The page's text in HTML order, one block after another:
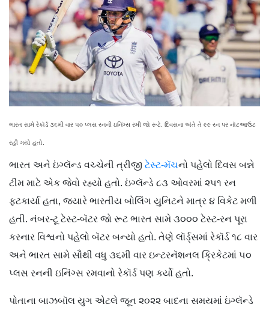
ભારત સામે રેકૉર્ડ ૩૬મી વાર ૫૦ પ્લસ રનની ઇનિંગ્સ રમી જો રૂટે. દિવસના અંતે તે ૯૯ રન પર નૉટઆઉટ
રહી ગયો હતો.
ભારત અને ઇંગ્લૅન્ડ વચ્ચેની ત્રીજી ટેસ્ટ-મૅચનો પહેલો દિવસ બન્ને
ટીમ માટે એક જેવો રહ્યો હતો. ઇંગ્લૅન્ડે ૮૩ ઓવરમાં ૨૫૧ રન
ફટકાર્યા હતા, જ્યારે ભારતીય બોલિંગ યુનિટને માત્ર ૪ વિકેટ મળી
હતી. નંબર-ટૂ ટેસ્ટ-બૅટર જો રૂટ ભારત સામે ૩૦૦૦ ટેસ્ટ-રન પૂરા
કરનાર વિશ્વનો પહેલો બૅટર બન્યો હતો. તેણે લૉર્ડ્સમાં રેકૉર્ડ ૧૮ વાર
અને ભારત સામે સૌથી વધુ ૩૬મી વાર ઇન્ટરનૅશનલ ક્રિકેટમાં ૫૦
પ્લસ રનની ઇનિંગ્સ રમવાનો રેકૉર્ડ પણ કર્યો હતો.
પોતાના બાઝબૉલ યુગ એટલે જૂન ૨૦૨૨ બાદના સમયમાં ઇંગ્લૅન્ડે